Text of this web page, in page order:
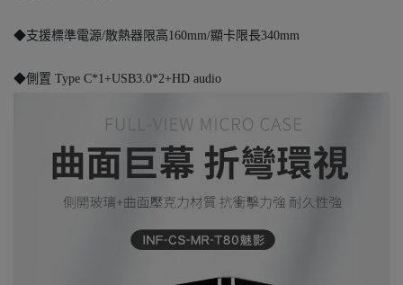
◆支援標準電源/散熱器限高160mm/顯卡限長340mm
◆側置 Type C*1+USB3.0*2+HD audio